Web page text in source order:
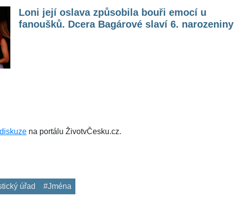
Loni její oslava způsobila bouři emocí u
fanoušků. Dcera Bagárové slaví 6. narozeniny
na portálu ŽivotvČesku.cz.
úřad #Jména